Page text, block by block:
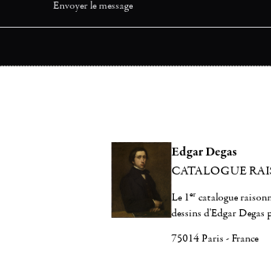
Edgar Degas
CATALOGUE
Le 1er catalogue
dessins d'Edgar
75014 Paris - France